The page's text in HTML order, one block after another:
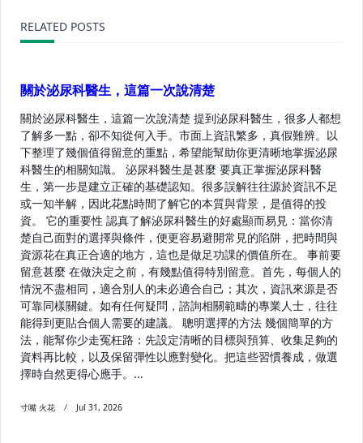
reader-
text">Page</span>
RELATED POSTS
關於泌尿科醫生，這篇一次說清楚
關於泌尿科醫生，這篇一次說清楚 提到泌尿科醫生，很多人都想
了解多一點，卻不知從何入手。市面上資訊繁多，真假難辨。以
下整理了幾個值得留意的重點，希望能幫助你更清晰地掌握泌尿
科醫生的相關知識。 泌尿科醫生是甚麼 要真正掌握泌尿科醫
生，第一步是建立正確的基礎認知。很多誤解往往源於資訊不足
或一知半解，因此花點時間了解它的本質與背景，是值得的投
資。 它的重要性 認真了解泌尿科醫生的好處顯而易見：當你清
楚自己面對的選擇與條件，便更容易避開常見的陷阱，把時間與
資源花在真正合適的地方，這也是做足功課的價值所在。 事前要
留意甚麼 在做決定之前，有幾點值得特別留意。首先，每個人的
情況不盡相同，適合別人的未必適合自己；其次，資訊來源是否
可靠同樣關鍵。如有任何疑問，諮詢相關範疇的專業人士，往往
能得到更貼合個人需要的建議。 聰明選擇的方法 幾個簡單的方
法，能幫你少走冤枉路：先設定清晰的目標與預算、收集足夠的
資料再比較，以及保留彈性以應對變化。把這些習慣養成，做選
擇時自然更得心應手。...
寸嘴 火花 Jul 31, 2026